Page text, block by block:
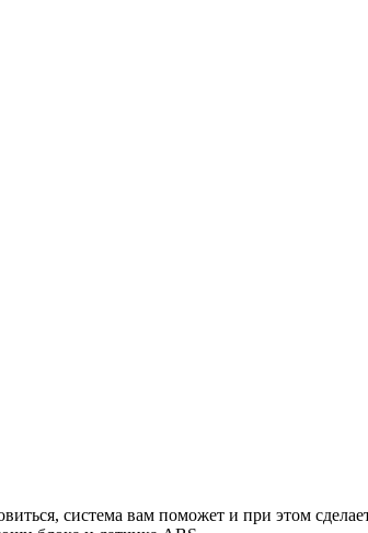
система вам поможет и при этом